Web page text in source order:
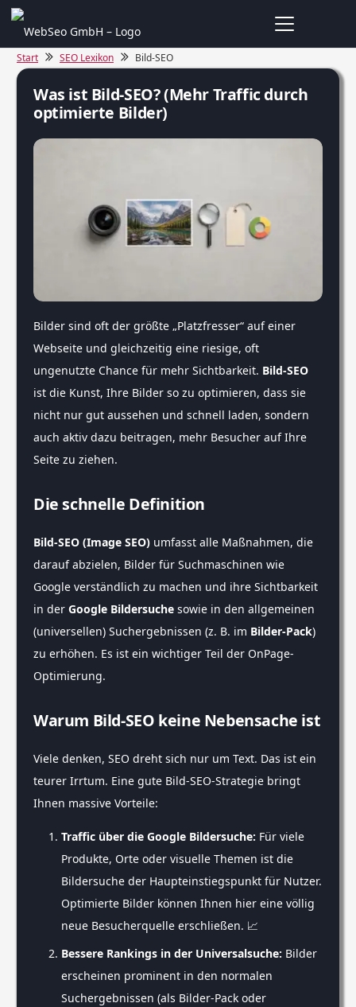
Start SEO Lexikon Bild-SEO
Was ist Bild-SEO? (Mehr Traffic durch
optimierte Bilder)
Bilder sind oft der größte „Platzfresser“ auf einer
Webseite und gleichzeitig eine riesige, oft
ungenutzte Chance für mehr Sichtbarkeit. Bild-SEO
ist die Kunst, Ihre Bilder so zu optimieren, dass sie
nicht nur gut aussehen und schnell laden, sondern
auch aktiv dazu beitragen, mehr Besucher auf Ihre
Seite zu ziehen.
Die schnelle Definition
Bild-SEO (Image SEO) umfasst alle Maßnahmen, die
darauf abzielen, Bilder für Suchmaschinen wie
Google verständlich zu machen und ihre Sichtbarkeit
in der Google Bildersuche sowie in den allgemeinen
(universellen) Suchergebnissen (z. B. im Bilder-Pack)
zu erhöhen. Es ist ein wichtiger Teil der OnPage-
Optimierung.
Warum Bild-SEO keine Nebensache ist
Viele denken, SEO dreht sich nur um Text. Das ist ein
teurer Irrtum. Eine gute Bild-SEO-Strategie bringt
Ihnen massive Vorteile:
Traffic über die Google Bildersuche: Für viele
Produkte, Orte oder visuelle Themen ist die
Bildersuche der Haupteinstiegspunkt für Nutzer.
Optimierte Bilder können Ihnen hier eine völlig
neue Besucherquelle erschließen. 📈
Bessere Rankings in der Universalsuche: Bilder
erscheinen prominent in den normalen
Suchergebnissen (als Bilder-Pack oder